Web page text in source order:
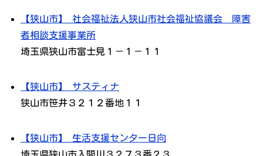
【狭山市】 社会福祉法人狭山市社会福祉協議会 障害
者相談支援事業所
埼玉県狭山市富士見１－１－１１
【狭山市】 サスティナ
狭山市笹井３２１２番地１１
【狭山市】 生活支援センター日向